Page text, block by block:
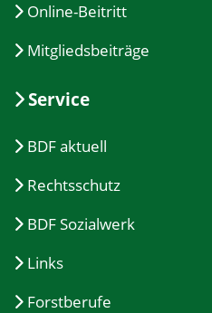
Online-Beitritt
Mitgliedsbeiträge
Service
BDF aktuell
Rechtsschutz
BDF Sozialwerk
Links
Forstberufe